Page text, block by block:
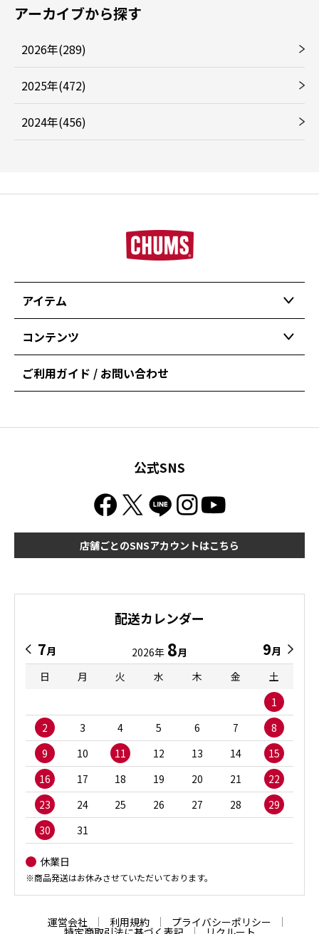
アーカイブから探す
2026年(289)
2025年(472)
2024年(456)
アイテム
コンテンツ
ご利用ガイド / お問い合わせ
公式SNS
店舗ごとのSNSアカウントはこちら
配送カレンダー
7月 2026年 8月 9月
日
月 火 水 木 金
土
1
2
3 4 5 6 7
8
9
10 11 12 13 14
15
16
17 18 19 20 21
22
23
24 25 26 27 28
29
30
31
休業日
※商品発送はお休みさせていただいております。
運営会社 利用規約 プライバシーポリシー